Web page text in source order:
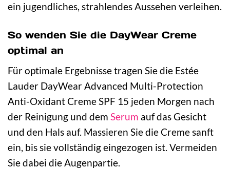
ein jugendliches, strahlendes Aussehen verleihen.
So wenden Sie die DayWear Creme
optimal an
Für optimale Ergebnisse tragen Sie die Estée
Lauder DayWear Advanced Multi-Protection
Anti-Oxidant Creme SPF 15 jeden Morgen nach
der Reinigung und dem Serum auf das Gesicht
und den Hals auf. Massieren Sie die Creme sanft
ein, bis sie vollständig eingezogen ist. Vermeiden
Sie dabei die Augenpartie.